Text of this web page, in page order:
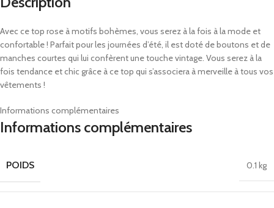
Avec ce top rose à motifs bohèmes, vous serez à la fois à la mode et
confortable ! Parfait pour les journées d’été, il est doté de boutons et de
manches courtes qui lui confèrent une touche vintage. Vous serez à la
fois tendance et chic grâce à ce top qui s’associera à merveille à tous vos
vêtements !
Informations complémentaires
Informations complémentaires
POIDS 0.1 kg